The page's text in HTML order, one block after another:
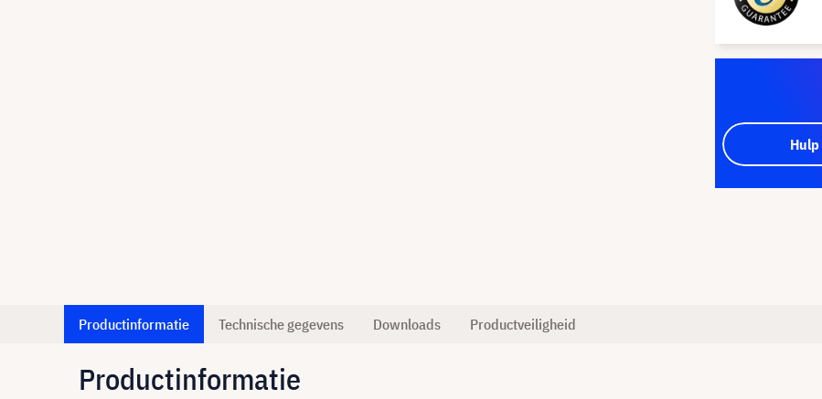
Hulp
Productinformatie Technische gegevens Downloads Productveiligheid
Productinformatie